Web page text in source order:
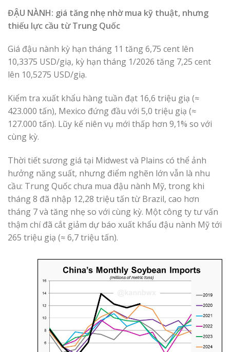
ĐẬU NÀNH: giá tăng nhẹ nhờ mua kỹ thuật, nhưng
thiếu lực cầu từ Trung Quốc
Giá đậu nành kỳ hạn tháng 11 tăng 6,75 cent lên
10,3375 USD/giạ, kỳ hạn tháng 1/2026 tăng 7,25 cent
lên 10,5275 USD/giạ.
Kiểm tra xuất khẩu hàng tuần đạt 16,6 triệu giạ (≈
423.000 tấn), Mexico đứng đầu với 5,0 triệu giạ (≈
127.000 tấn). Lũy kế niên vụ mới thấp hơn 9,1% so với
cùng kỳ.
Thời tiết sương giá tại Midwest và Plains có thể ảnh
hưởng năng suất, nhưng điểm nghẽn lớn vẫn là nhu
cầu: Trung Quốc chưa mua đậu nành Mỹ, trong khi
tháng 8 đã nhập 12,28 triệu tấn từ Brazil, cao hơn
tháng 7 và tăng nhẹ so với cùng kỳ. Một công ty tư vấn
thậm chí đã cắt giảm dự báo xuất khẩu đậu nành Mỹ tới
265 triệu giạ (≈ 6,7 triệu tấn).